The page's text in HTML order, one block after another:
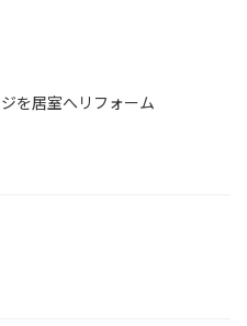
を居室へリフォーム